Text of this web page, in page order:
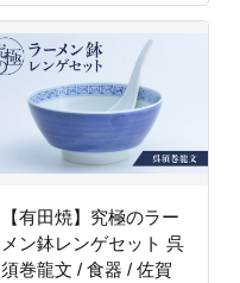
【有田焼】究極のラー
メン鉢レンゲセット 呉
須巻龍文 / 食器 / 佐賀